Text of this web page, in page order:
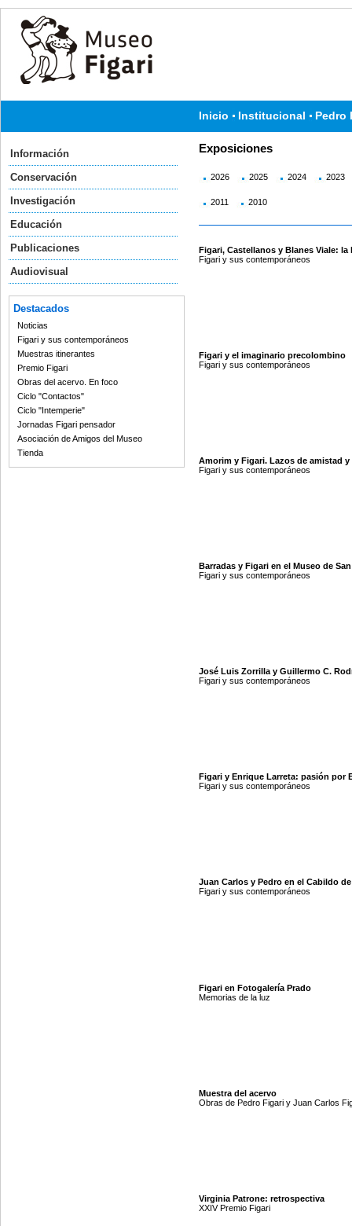
Inicio Institucional Pedro
Información
Conservación
Investigación
Educación
Publicaciones
Audiovisual
Destacados
Noticias
Figari y sus contemporáneos
Muestras itinerantes
Premio Figari
Obras del acervo. En foco
Ciclo "Contactos"
Ciclo "Intemperie"
Jornadas Figari pensador
Asociación de Amigos del Museo
Tienda
Exposiciones
2026 2025 2024 2023
2011 2010
Figari, Castellanos y Blanes Viale: la
Figari y sus contemporáneos
Figari y el imaginario precolombino
Figari y sus contemporáneos
Amorim y Figari. Lazos de amistad
Figari y sus contemporáneos
Barradas y Figari en el Museo de
Figari y sus contemporáneos
José Luis Zorrilla y Guillermo C.
Figari y sus contemporáneos
Figari y Enrique Larreta: pasión por
Figari y sus contemporáneos
Juan Carlos y Pedro en el Cabildo
Figari y sus contemporáneos
Figari en Fotogalería Prado
Memorias de la luz
Muestra del acervo
Obras de Pedro Figari y Juan Carlos
Virginia Patrone: retrospectiva
XXIV Premio Figari